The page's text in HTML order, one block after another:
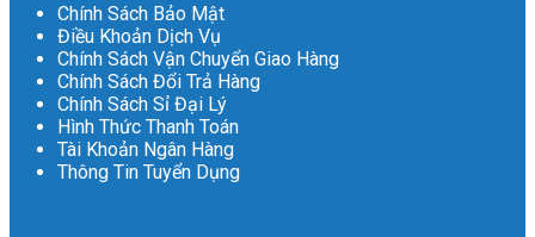
Chính Sách Bảo Mật
Điều Khoản Dịch Vụ
Chính Sách Vận Chuyển Giao Hàng
Chính Sách Đổi Trả Hàng
Chính Sách Sỉ Đại Lý
Hình Thức Thanh Toán
Tài Khoản Ngân Hàng
Thông Tin Tuyển Dụng